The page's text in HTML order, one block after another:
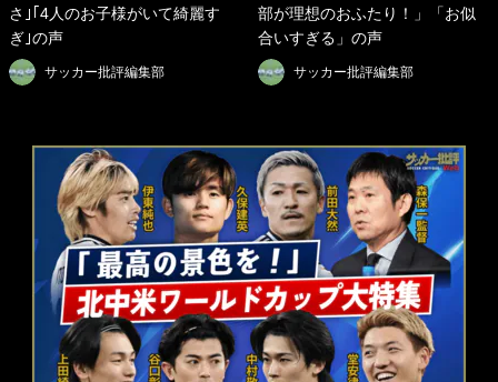
さ｣｢4人のお子様がいて綺麗す
ぎ｣の声
サッカー批評編集部
部が理想のおふたり！」「お似
合いすぎる」の声
サッカー批評編集部